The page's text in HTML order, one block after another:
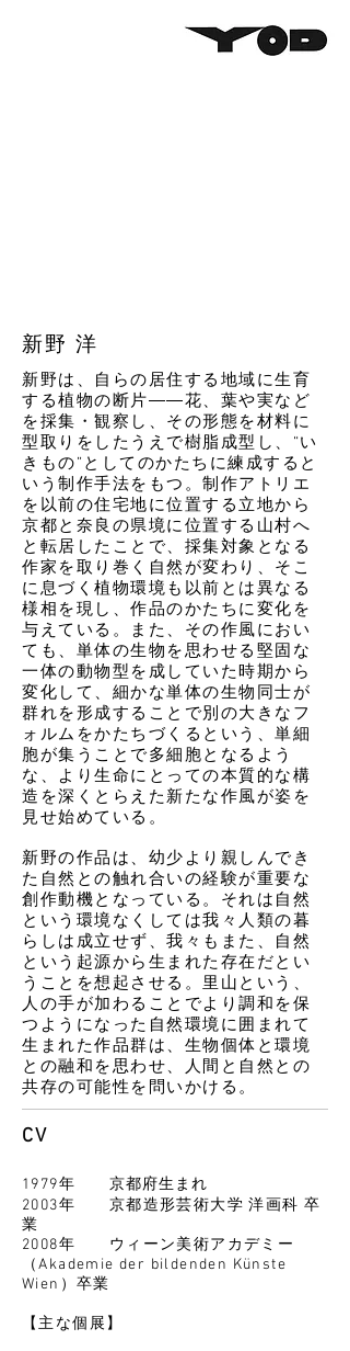
新野 洋
新野は、自らの居住する地域に生育
する植物の断片――花、葉や実など
を採集・観察し、その形態を材料に
型取りをしたうえで樹脂成型し、“い
きもの”としてのかたちに練成すると
いう制作手法をもつ。制作アトリエ
を以前の住宅地に位置する立地から
京都と奈良の県境に位置する山村へ
と転居したことで、採集対象となる
作家を取り巻く自然が変わり、そこ
に息づく植物環境も以前とは異なる
様相を現し、作品のかたちに変化を
与えている。また、その作風におい
ても、単体の生物を思わせる堅固な
一体の動物型を成していた時期から
変化して、細かな単体の生物同士が
群れを形成することで別の大きなフ
ォルムをかたちづくるという、単細
胞が集うことで多細胞となるよう
な、より生命にとっての本質的な構
造を深くとらえた新たな作風が姿を
見せ始めている。
新野の作品は、幼少より親しんでき
た自然との触れ合いの経験が重要な
創作動機となっている。それは自然
という環境なくしては我々人類の暮
らしは成立せず、我々もまた、自然
という起源から生まれた存在だとい
うことを想起させる。里山という、
人の手が加わることでより調和を保
つようになった自然環境に囲まれて
生まれた作品群は、生物個体と環境
との融和を思わせ、人間と自然との
共存の可能性を問いかける。
CV
1979年 京都府生まれ
2003年 京都造形芸術大学 洋画科 卒
業
2008年 ウィーン美術アカデミー
（Akademie der bildenden Künste
Wien）卒業
【主な個展】